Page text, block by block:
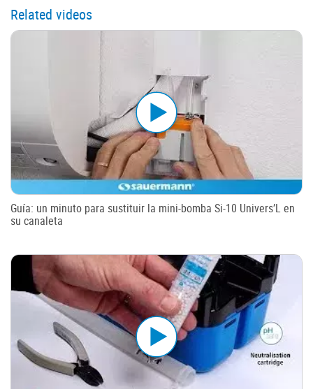
Related videos
Guía: un minuto para sustituir la mini-bomba Si-10 Univers’L en
su canaleta